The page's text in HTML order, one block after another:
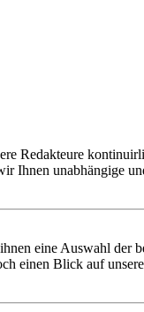
Redakteure
Ihnen unabhängige
eine Auswahl der
einen Blick auf